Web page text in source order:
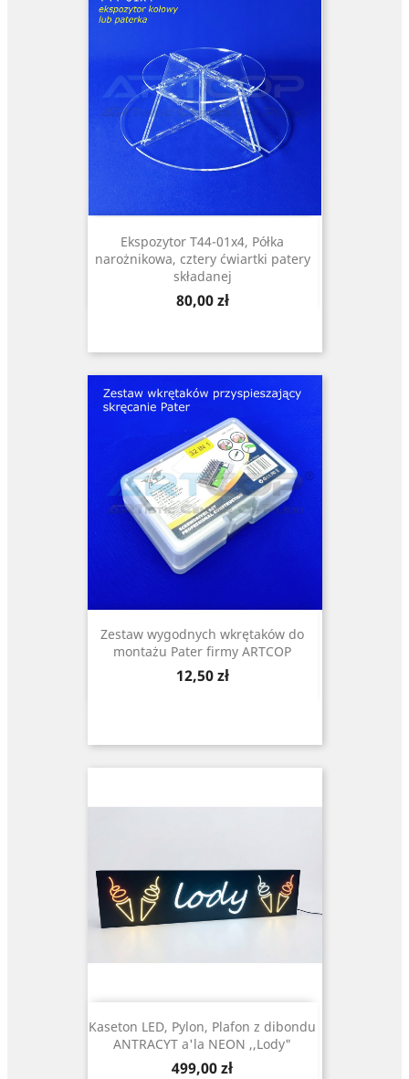
Ekspozytor T44-01x4, Półka
narożnikowa, cztery ćwiartki patery
składanej
Cena
80,00 zł
Zestaw wygodnych wkrętaków do
montażu Pater firmy ARTCOP
Cena
12,50 zł
Kaseton LED, Pylon, Plafon z dibondu
ANTRACYT a'la NEON ,,Lody"
Cena
499,00 zł